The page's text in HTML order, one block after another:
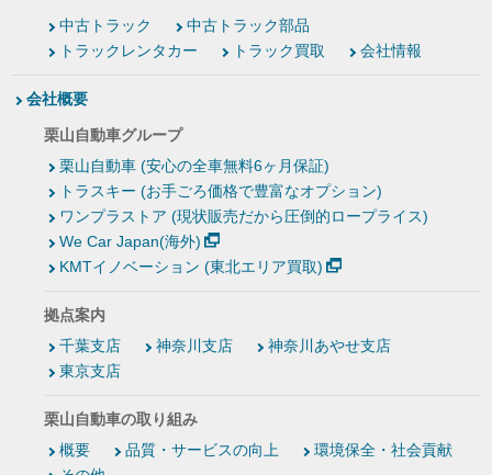
中古トラック
中古トラック部品
トラックレンタカー
トラック買取 会社情報
会社概要
栗山自動車グループ
栗山自動車 (安心の全車無料6ヶ月保証)
トラスキー (お手ごろ価格で豊富なオプション)
ワンプラストア (現状販売だから圧倒的ロープライス)
We Car Japan(海外)
KMTイノベーション (東北エリア買取)
拠点案内
千葉支店
神奈川支店
神奈川あやせ支店
東京支店
栗山自動車の取り組み
概要
品質・サービスの向上
環境保全・社会貢献